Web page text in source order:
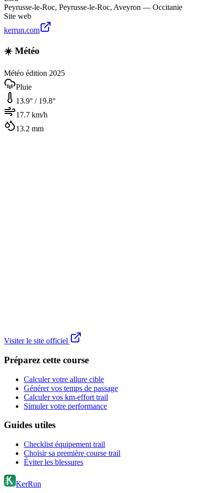
Peyrusse-le-Roc, Peyrusse-le-Roc, Aveyron — Occitanie
Site web
kerrun.com
☀️ Météo
Météo édition 2025
Pluie
13.9° / 19.8°
17.7 km/h
13.2 mm
Visiter le site officiel
Préparez cette course
Calculer votre allure cible
Générer vos temps de passage
Calculer vos km-effort trail
Simuler votre performance
Guides utiles
Checklist équipement trail
Choisir sa première course trail
Éviter les blessures
KerRun